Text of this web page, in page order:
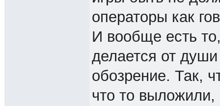
операторы как
И вообще есть
делается от
обозрение. Так,
что то выложили,